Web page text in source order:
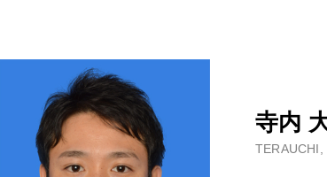
寺内
TERAUCHI,